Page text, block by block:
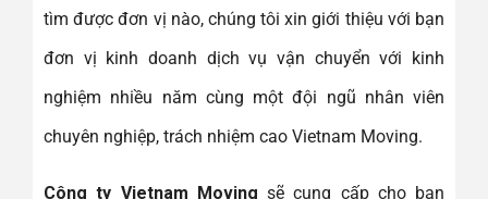
tìm được đơn vị nào, chúng tôi xin giới thiệu với bạn
đơn vị kinh doanh dịch vụ vận chuyển với kinh
nghiệm nhiều năm cùng một đội ngũ nhân viên
chuyên nghiệp, trách nhiệm cao Vietnam Moving.
Công ty Vietnam Moving sẽ cung cấp cho bạn